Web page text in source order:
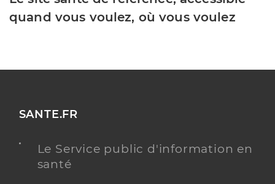
quand vous voulez, où vous voulez
SANTE.FR
Le Service public d'information en
santé